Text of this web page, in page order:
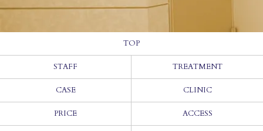
TOP
STAFF TREATMENT
CASE CLINIC
PRICE ACCESS